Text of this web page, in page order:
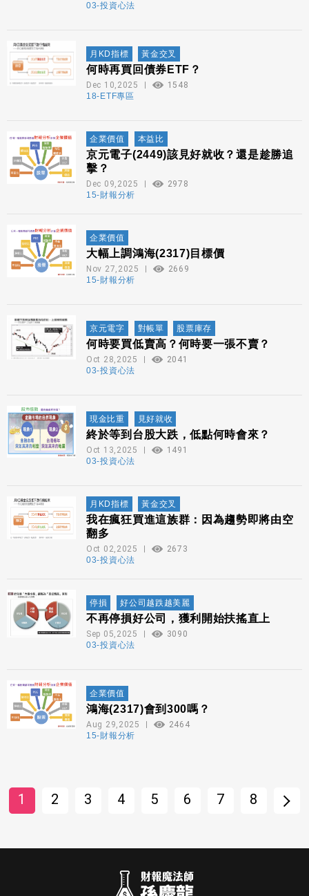
03-投資心法
月KD指標 黃金交叉
何時再買回債券ETF？
Dec 10,2025
1548
18-ETF專區
企業價值 本益比
京元電子(2449)該見好就收？還是趁勝追
擊？
Dec 09,2025
2978
15-財報分析
企業價值
大幅上調鴻海(2317)目標價
Nov 27,2025
2669
15-財報分析
京元電字 對帳單 股票庫存
何時要買低賣高？何時要一張不賣？
Oct 28,2025
2041
03-投資心法
現金比重 見好就收
終於等到台股大跌，低點何時會來？
Oct 13,2025
1491
03-投資心法
月KD指標 黃金交叉
我在瘋狂買進這族群：因為趨勢即將由空
翻多
Oct 02,2025
2673
03-投資心法
停損 好公司越跌越美麗
不再停損好公司，獲利開始扶搖直上
Sep 05,2025
3090
03-投資心法
企業價值
鴻海(2317)會到300嗎？
Aug 29,2025
2464
15-財報分析
1 2 3 4 5 6 7 8